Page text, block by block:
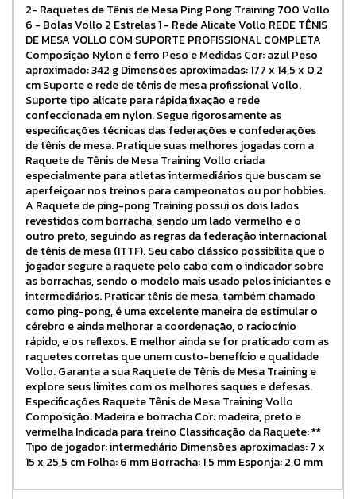
2- Raquetes de Tênis de Mesa Ping Pong Training 700 Vollo
6 - Bolas Vollo 2 Estrelas 1 - Rede Alicate Vollo REDE TÊNIS
DE MESA VOLLO COM SUPORTE PROFISSIONAL COMPLETA
Composição Nylon e ferro Peso e Medidas Cor: azul Peso
aproximado: 342 g Dimensões aproximadas: 177 x 14,5 x 0,2
cm Suporte e rede de tênis de mesa profissional Vollo.
Suporte tipo alicate para rápida fixação e rede
confeccionada em nylon. Segue rigorosamente as
especificações técnicas das federações e confederações
de tênis de mesa. Pratique suas melhores jogadas com a
Raquete de Tênis de Mesa Training Vollo criada
especialmente para atletas intermediários que buscam se
aperfeiçoar nos treinos para campeonatos ou por hobbies.
A Raquete de ping-pong Training possui os dois lados
revestidos com borracha, sendo um lado vermelho e o
outro preto, seguindo as regras da federação internacional
de tênis de mesa (ITTF). Seu cabo clássico possibilita que o
jogador segure a raquete pelo cabo com o indicador sobre
as borrachas, sendo o modelo mais usado pelos iniciantes e
intermediários. Praticar tênis de mesa, também chamado
como ping-pong, é uma excelente maneira de estimular o
cérebro e ainda melhorar a coordenação, o raciocínio
rápido, e os reflexos. E melhor ainda se for praticado com as
raquetes corretas que unem custo-benefício e qualidade
Vollo. Garanta a sua Raquete de Tênis de Mesa Training e
explore seus limites com os melhores saques e defesas.
Especificações Raquete Tênis de Mesa Training Vollo
Composição: Madeira e borracha Cor: madeira, preto e
vermelha Indicada para treino Classificação da Raquete: **
Tipo de jogador: intermediário Dimensões aproximadas: 7 x
15 x 25,5 cm Folha: 6 mm Borracha: 1,5 mm Esponja: 2,0 mm